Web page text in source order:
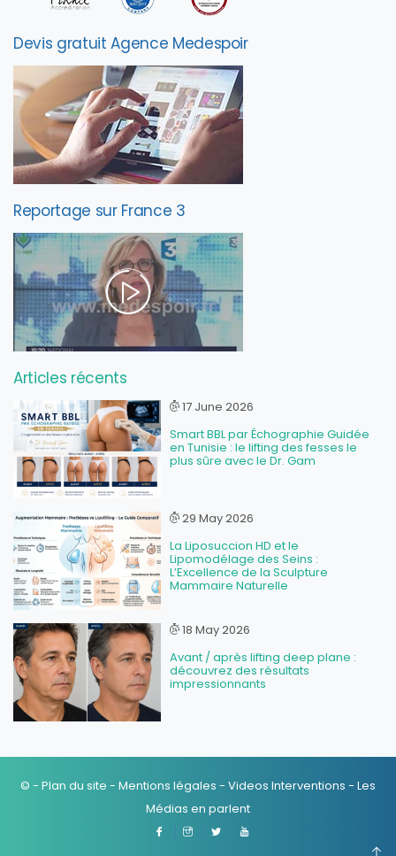
Devis gratuit Agence Medespoir
Reportage sur France 3
Articles récents
17 June 2026
Smart BBL par Échographie Guidée
en Tunisie : le lifting des fesses le
plus sûre avec le Dr. Gam
29 May 2026
La Liposuccion HD et le
Lipomodélage des Seins :
L’Excellence de la Sculpture
Mammaire Naturelle
18 May 2026
Avant / après lifting deep plane :
découvrez des résultats
impressionnants
© - Plan du site - Mentions légales - Videos Interventions - Les
Médias en parlent